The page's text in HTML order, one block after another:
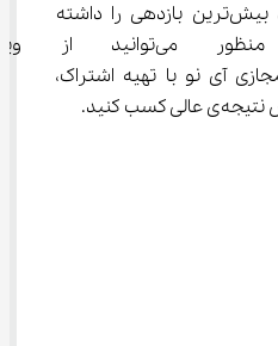
بتوانند در کوتاه‌ترین زمان، بیش‌ترین بازدهی را داشته
ویدیوهای آموزشی
آی نو با تهیه اشتراک،
کسب کنید.